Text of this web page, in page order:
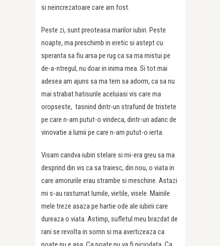
si neincrezatoare care am fost.
Peste zi, sunt preoteasa marilor iubiri. Peste
noapte, ma preschimb in eretic si astept cu
speranta sa fiu arsa pe rug ca sa ma mistui pe
de-a-ntregul, nu doar in inima mea. Si tot mai
adesea am ajuns sa ma tem sa adorm, ca sa nu
mai strabat hatisurile aceluiasi vis care ma
oropseste, tasnind dintr-un strafund de tristete
pe care n-am putut-o vindeca, dintr-un adanc de
vinovatie a lumii pe care n-am putut-o ierta.
Visam candva iubiri stelare si mi-era greu sa ma
desprind din vis ca sa traiesc, din nou, o viata in
care amorurile erau strambe si meschine. Astazi
mi s-au rasturnat lumile, vietile, visele. Mainile
mele treze asaza pe hartie ode ale iubirii care
dureaza o viata. Astimp, sufletul meu brazdat de
rani se revolta in somn si ma avertizeaza ca